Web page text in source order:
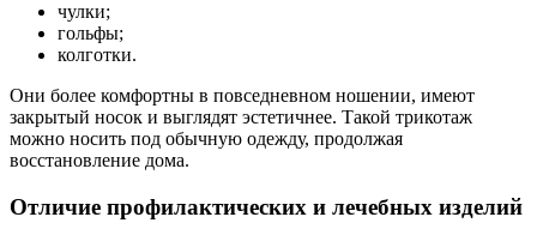
чулки;
гольфы;
колготки.
Они более комфортны в повседневном ношении, имеют
закрытый носок и выглядят эстетичнее. Такой трикотаж
можно носить под обычную одежду, продолжая
восстановление дома.
Отличие профилактических и лечебных изделий